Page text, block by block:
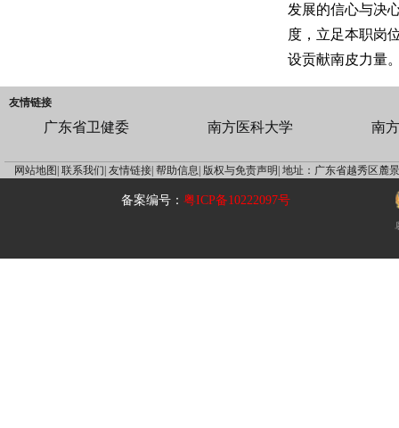
发展的信心与决
度，立足本职岗
设贡献南皮力量
友情链接
广东省卫健委 南方医科大学 南
网站地图| 联系我们| 友情链接| 帮助信息| 版权与免责声明| 地址：广东省越秀区麓
备案编号：粤ICP备10222097号